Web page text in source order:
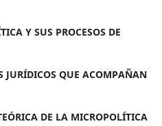
Y SUS PROCESOS DE
JURÍDICOS QUE ACOMPAÑAN
DE LA MICROPOLÍTICA